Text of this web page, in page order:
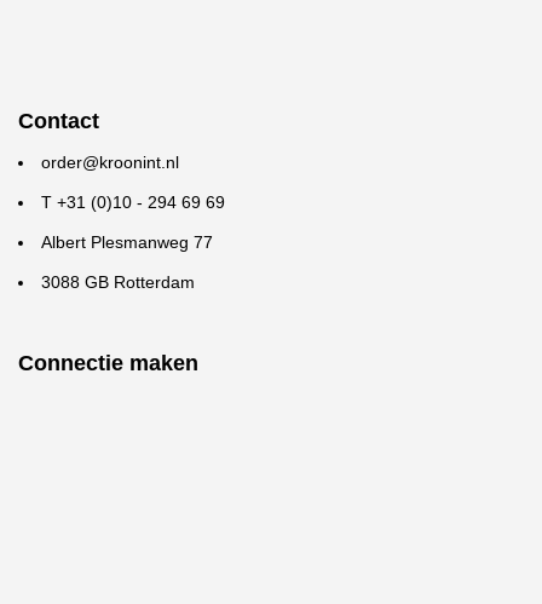
Contact
order@kroonint.nl
T +31 (0)10 - 294 69 69
Albert Plesmanweg 77
3088 GB Rotterdam
Connectie maken